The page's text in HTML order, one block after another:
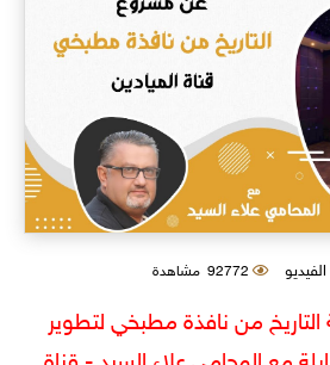
92772 مشاهدة
من نافذة مطبخي لتطوير